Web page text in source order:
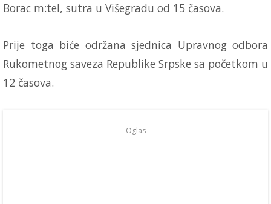
Borac m:tel, sutra u Višegradu od 15 časova.
Prije toga biće održana sjednica Upravnog odbora
Rukometnog saveza Republike Srpske sa početkom u
12 časova.
Oglas